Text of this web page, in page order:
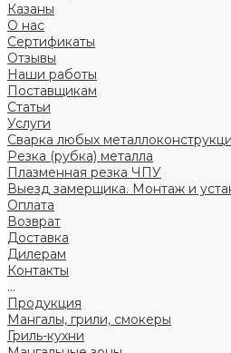
Казаны
О нас
Сертификаты
Отзывы
Наши работы
Поставщикам
Статьи
Услуги
Сварка любых
Резка (рубка) металла
Плазменная резка ЧПУ
Выезд замерщика. Монтаж и
Оплата
Возврат
Доставка
Дилерам
Контакты
...
Продукция
Мангалы, грили, смокеры
Гриль-кухни